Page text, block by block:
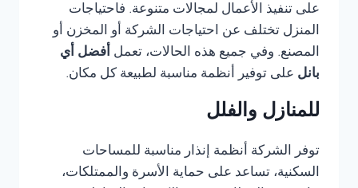
على تنفيذ الأعمال لمجالات متنوعة. فاحتياجات
المنزل تختلف عن احتياجات الشركة أو المخزن أو
المصنع. وفي جميع هذه الحالات، تعمل أفضل أي
بانل على توفير أنظمة مناسبة لطبيعة كل مكان.
للمنازل والفلل
توفر الشركة أنظمة إنذار مناسبة للمساحات
السكنية، تساعد على حماية الأسرة والممتلكات،